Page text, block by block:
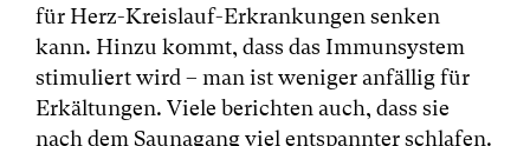
für Herz-Kreislauf-Erkrankungen senken
kann. Hinzu kommt, dass das Immunsystem
stimuliert wird – man ist weniger anfällig für
Erkältungen. Viele berichten auch, dass sie
nach dem Saunagang viel entspannter schlafen.